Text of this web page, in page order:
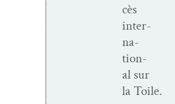
cès
inter­
na­
tion­
al sur
la Toile.